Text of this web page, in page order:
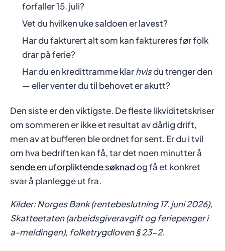
forfaller 15. juli?
Vet du hvilken uke saldoen er lavest?
Har du fakturert alt som kan faktureres før folk
drar på ferie?
Har du en kredittramme klarhvisdu trenger den
— eller venter du til behovet er akutt?
Den siste er den viktigste. De fleste likviditetskriser
om sommeren er ikke et resultat av dårlig drift,
men av at bufferen ble ordnet for sent. Er du i tvil
om hva bedriften kan få, tar det noen minutter å
sende en uforpliktende søknadog få et konkret
svar å planlegge ut fra.
Kilder: Norges Bank (rentebeslutning 17. juni 2026),
Skatteetaten (arbeidsgiveravgift og feriepenger i
a-meldingen), folketrygdloven § 23-2.